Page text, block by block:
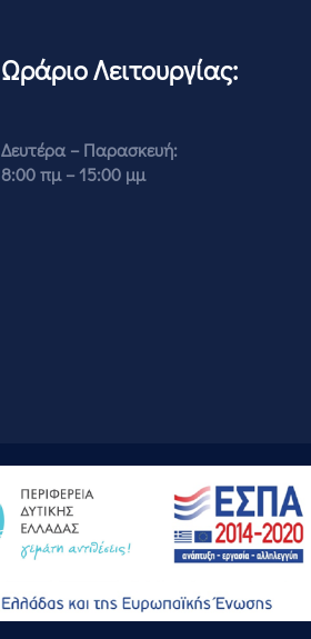
Ωράριο Λειτουργίας:
Δευτέρα – Παρασκευή:
8:00 πμ – 15:00 μμ